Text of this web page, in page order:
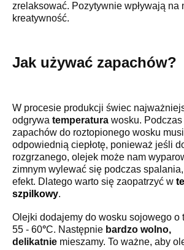
zrelaksować. Pozytywnie wpływają na
kreatywność.
Jak używać zapachów?
W procesie produkcji świec
odgrywa temperatura wosku.
zapachów do roztopionego wosku
odpowiednią ciepłotę, ponieważ jeśli
rozgrzanego, olejek może nam
zimnym wylewać się podczas
efekt. Dlatego warto się zaopatrzyć w
szpilkowy.
Olejki dodajemy do wosku sojowego o
55 - 60°C. Następnie bardzo wolno,
delikatnie mieszamy. To ważne, aby